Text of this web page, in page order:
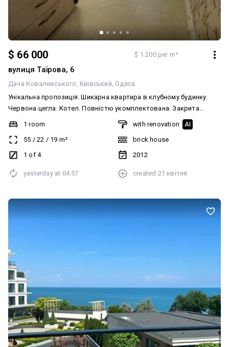
$ 66 000 $ 1 200 per m²
вулиця Таїрова, 6
Дача Ковалевського Київський Одеса
Унікальна пропозиція. Шикарна квартира в клубному будинку.
Червона цегла. Котел. Повністю укомплектована. Закрита
територія, що охороняється. Набережна 15 хвилин пішки.
1 room
55 / 22 / 19 m²
1 of 4
with renovation AI
brick house
2012
yesterday at 04:57 created 21 квітня